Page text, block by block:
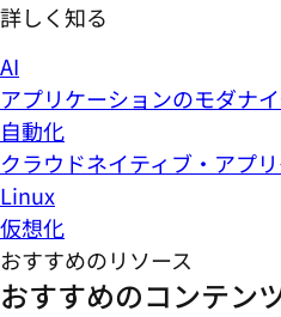
詳しく知る
AI
アプリケーションのモダナ
自動化
クラウドネイティブ・アプ
Linux
仮想化
おすすめのリソース
おすすめのコンテン